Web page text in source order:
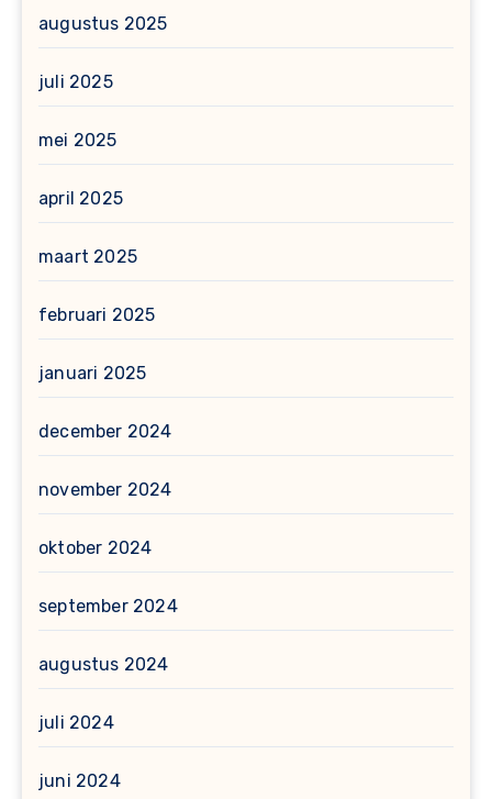
augustus 2025
juli 2025
mei 2025
april 2025
maart 2025
februari 2025
januari 2025
december 2024
november 2024
oktober 2024
september 2024
augustus 2024
juli 2024
juni 2024